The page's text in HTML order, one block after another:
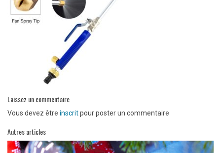
Laissez un commentaire
Vous devez être inscritpour poster un commentaire
Autres articles